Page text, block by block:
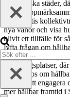
Sök
efter
Navigeringsmeny
rad svenska städer,
brukar
barn, gratis
nya vanor och visa
blivit ett tillfälle för
lyfta frågan om
Ett populärt inslag är
parkeringsplatser,
workshops om
därmed att
mer hållbar framtid i